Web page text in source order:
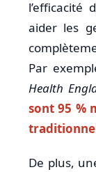
l’efficacité
aider les
Par
Health
sont 95 %
De plus,